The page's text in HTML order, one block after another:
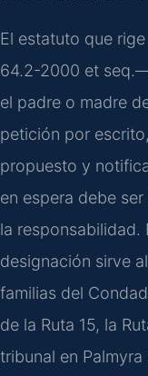
El estatuto que
64.2-2000 et
el padre o madre
petición por
propuesto y
en espera debe
la responsabilidad.
designación sirve
familias del
de la Ruta 15, la
tribunal en